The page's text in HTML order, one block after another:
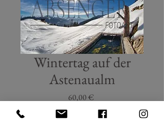
Wintertag auf der
Astenaualm
60,00 €Preis